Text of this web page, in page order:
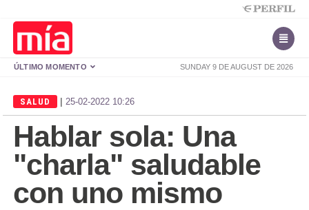
SUNDAY 9 DE AUGUST DE 2026
ÚLTIMO MOMENTO
SALUD | 25-02-2022 10:26
Hablar sola: Una
"charla" saludable
con uno mismo